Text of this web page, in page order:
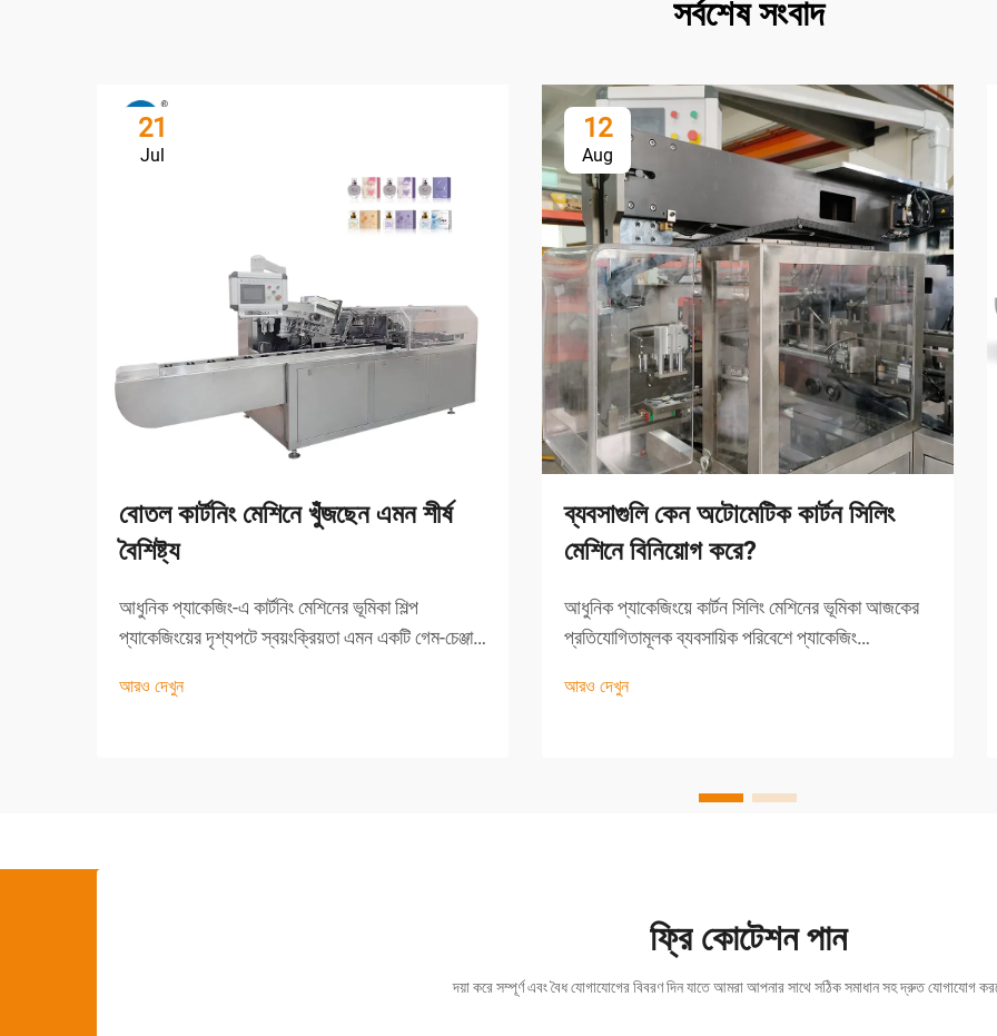
সর্বশেষ সংবাদ
21
Jul
বোতল কার্টনিং মেশিনে খুঁজছেন এমন শীর্ষ
বৈশিষ্ট্য
আধুনিক প্যাকেজিং-এ কার্টনিং মেশিনের ভূমিকা শিল্প
প্যাকেজিংয়ের দৃশ্যপটে স্বয়ংক্রিয়তা এমন একটি গেম-চেঞ্জার
নিয়ে কাজ করার পদ্ধতিকে পুনর্গঠন করে। এসব
আরও দেখুন
12
Aug
ব্যবসাগুলি কেন অটোমেটিক কার্টন সিলিং
মেশিনে বিনিয়োগ করে?
আধুনিক প্যাকেজিংয়ে কার্টন সিলিং মেশিনের ভূমিকা আজকের
প্রতিযোগিতামূলক ব্যবসায়িক পরিবেশে প্যাকেজিং
অপরিহার্য। কার্টন সিলিং মেশিনটি অবিচ্ছেদ্য সমাধান হিসাবে
আরও দেখুন
ফ্রি কোটেশন পান
দয়া করে সম্পূর্ণ এবং বৈধ যোগাযোগের বিবরণ দিন যাতে আমরা আপনার সাথে সঠিক সমাধান সহ দ্রুত যোগাযোগ